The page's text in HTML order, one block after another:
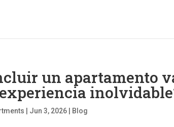
un apartamento
Jun 3, 2026 Blog